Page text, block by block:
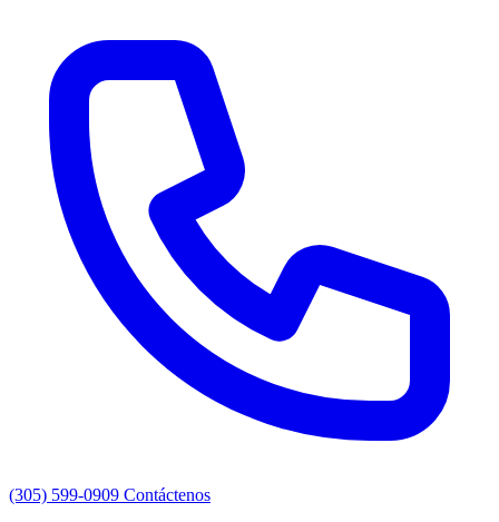
(305) 599-0909 Contáctenos